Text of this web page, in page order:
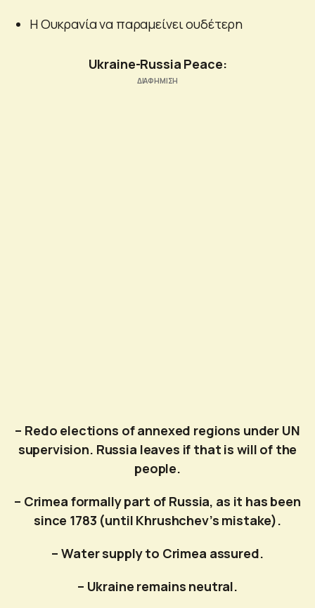
Η Ουκρανία να παραμείνει ουδέτερη
Ukraine-Russia Peace:
– Redo elections of annexed regions under UN
supervision. Russia leaves if that is will of the
people.
– Crimea formally part of Russia, as it has been
since 1783 (until Khrushchev’s mistake).
– Water supply to Crimea assured.
– Ukraine remains neutral.